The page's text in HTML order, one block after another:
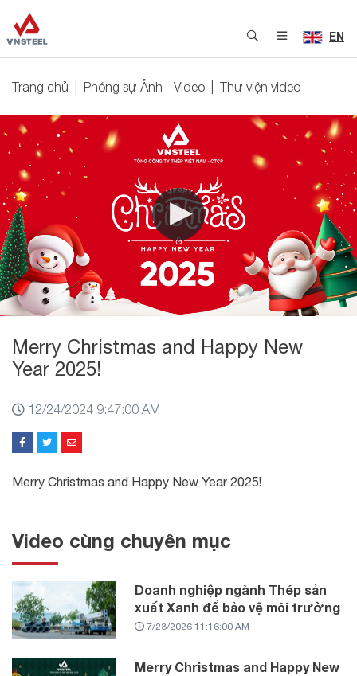
EN
Trang chủ Phóng sự Ảnh - Video Thư viện video
Merry Christmas and Happy New
Year 2025!
12/24/2024 9:47:00 AM
Merry Christmas and Happy New Year 2025!
Video cùng chuyên mục
Doanh nghiệp ngành Thép sản
xuất Xanh để bảo vệ môi trường
7/23/2026 11:16:00 AM
Merry Christmas and Happy New